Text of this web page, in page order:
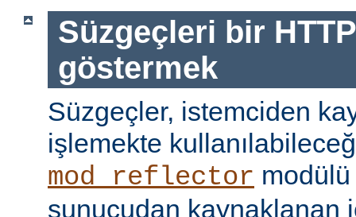
Süzgeçleri bir
göstermek
Süzgeçler, istemciden
işlemekte
mod_reflector modülü
sunucudan kaynaklanan